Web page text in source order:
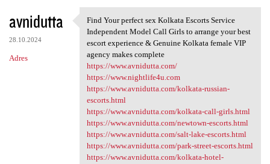
avnidutta
28.10.2024
Adres
Find Your perfect sex Kolkata
Find Your perfect sex Kolkata Escorts Service
Independent Model Call Girls to arrange your best
escort experience & Genuine Kolkata female VIP
agency makes complete
https://www.avnidutta.com/
https://www.nightlife4u.com
https://www.avnidutta.com/kolkata-russian-
escorts.html
https://www.avnidutta.com/kolkata-call-girls.html
https://www.avnidutta.com/newtown-escorts.html
https://www.avnidutta.com/salt-lake-escorts.html
https://www.avnidutta.com/park-street-escorts.html
https://www.avnidutta.com/kolkata-hotel-